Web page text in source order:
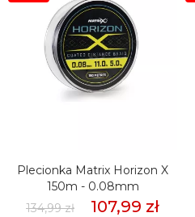
Plecionka Matrix Horizon X
150m - 0.08mm
134,99 zł
107,99 zł